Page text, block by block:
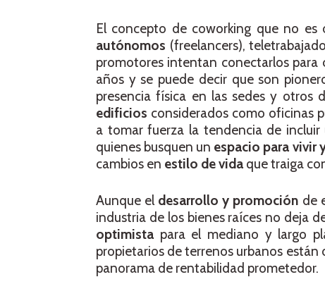
El concepto de coworking que no
autónomos (freelancers),
promotores intentan conectarlos para
años y se puede decir que son
presencia física en las sedes y otros
edificios considerados como oficinas
a tomar fuerza la tendencia de incluir
quienes busquen un espacio para vivir
cambios en estilo de vida que traiga
Aunque el desarrollo y promoción de
industria de los bienes raíces no deja
optimista para el mediano y largo
propietarios de terrenos urbanos
panorama de rentabilidad prometedor.